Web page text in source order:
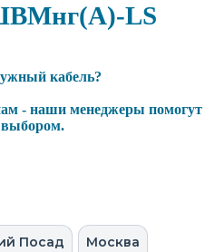
LS
кабель?
- наши менеджеры помогут
Посад Москва